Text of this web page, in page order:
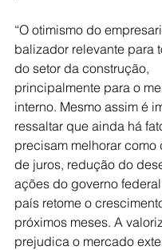
“O otimismo do
balizador relevante para
do setor da construção,
principalmente para o
interno. Mesmo assim é
ressaltar que ainda há
precisam melhorar como
de juros, redução do
ações do governo
país retome o
próximos meses. A
prejudica o mercado